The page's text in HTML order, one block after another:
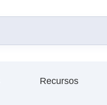
Recursos